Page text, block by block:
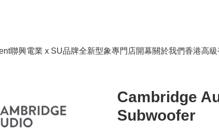
聯興電業 x SU品牌全新型象專門店開幕關於我們香港高
Cambridge
Subwoofer